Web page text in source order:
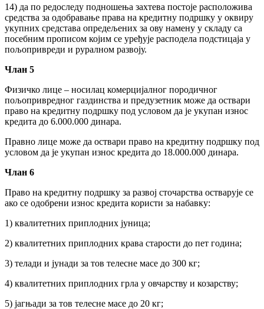
14) да по редоследу подношења захтева постоје расположива
средства за одобравање права на кредитну подршку у оквиру
укупних средстава опредељених за ову намену у складу са
посебним прописом којим се уређује расподела подстицаја у
пољопривреди и руралном развоју.
Члан 5
Физичко лице – носилац комерцијалног породичног
пољопривредног газдинства и предузетник може да оствари
право на кредитну подршку под условом да је укупан износ
кредита до 6.000.000 динара.
Правно лице може да оствари право на кредитну подршку под
условом да је укупан износ кредита до 18.000.000 динара.
Члан 6
Право на кредитну подршку за развој сточарства остварује се
ако се одобрени износ кредита користи за набавку:
1) квалитетних приплодних јуница;
2) квалитетних приплодних крава старости до пет година;
3) телади и јунади за тов телесне масе до 300 кг;
4) квалитетних приплодних грла у овчарству и козарству;
5) јагњади за тов телесне масе до 20 кг;